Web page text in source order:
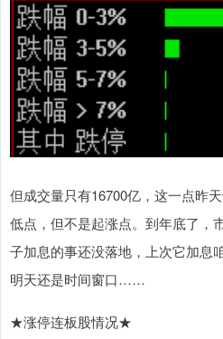
但成交量只有16700亿，这一点昨
低点，但不是起涨点。到年底了
子加息的事还没落地，上次它加
明天还是时间窗口……
★涨停连板股情况★